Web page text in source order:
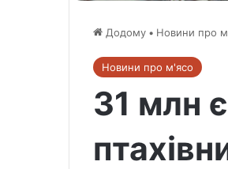
Додому • Новини про
Новини про м'ясо
31 млн